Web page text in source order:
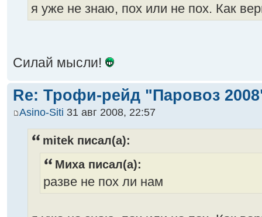
я уже не знаю, пох или не пох. Как
Силай мысли!
Re: Трофи-рейд "Паровоз
Asino-Siti 31 авг 2008, 22:57
mitek писал(а):
Миха писал(а):
разве не пох ли нам